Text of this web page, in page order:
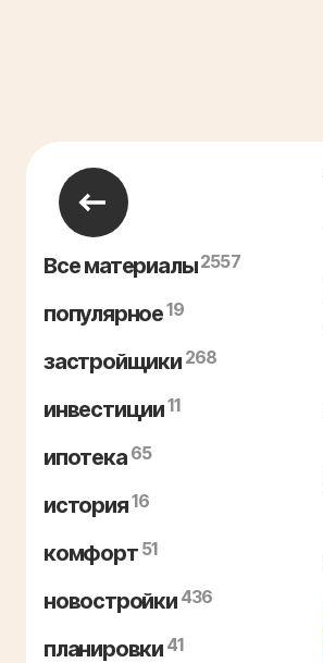
Все материалы2557
популярное19
застройщики 268
инвестиции11
ипотека 65
история16
комфорт 51
новостройки 436
планировки 41